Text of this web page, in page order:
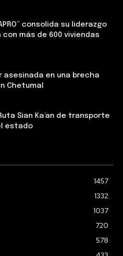
consolida su liderazgo
más de 600 viviendas
asesinada en una brecha
Chetumal
Sian Ka’an de transporte
estado
1457
1332
1037
720
578